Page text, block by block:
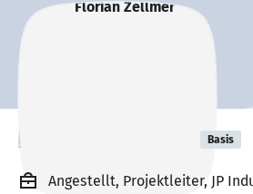
Florian Zellmer Basis
Angestellt, Projektleiter, JP